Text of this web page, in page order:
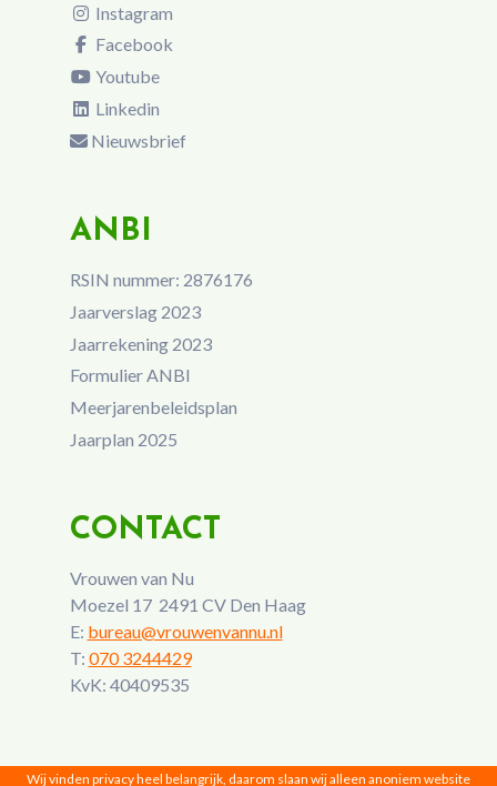
Instagram
Facebook
Youtube
Linkedin
Nieuwsbrief
ANBI
RSIN nummer: 2876176
Jaarverslag 2023
Jaarrekening 2023
Formulier ANBI
Meerjarenbeleidsplan
Jaarplan 2025
CONTACT
Vrouwen van Nu
Moezel 17 2491 CV Den Haag
E: bureau@vrouwenvannu.nl
T: 070 3244429
KvK: 40409535
Wij vinden privacy heel belangrijk, daarom slaan wij alleen anoniem website